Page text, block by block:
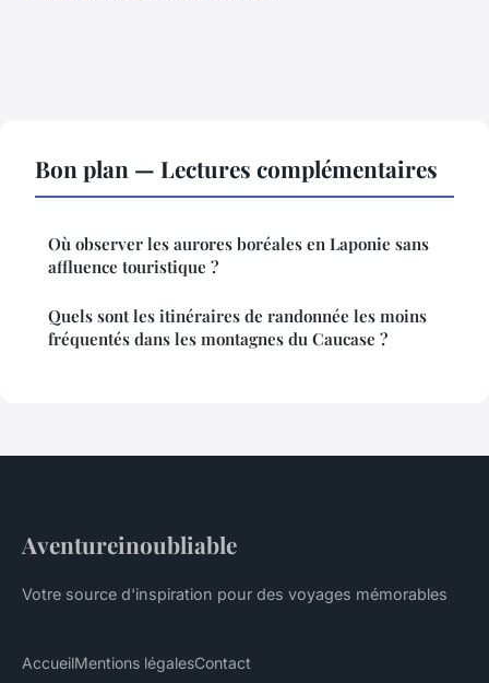
Bon plan — Lectures complémentaires
Où observer les aurores boréales en Laponie sans
affluence touristique ?
Quels sont les itinéraires de randonnée les moins
fréquentés dans les montagnes du Caucase ?
Aventureinoubliable
Votre source d'inspiration pour des voyages mémorables
AccueilMentions légalesContact